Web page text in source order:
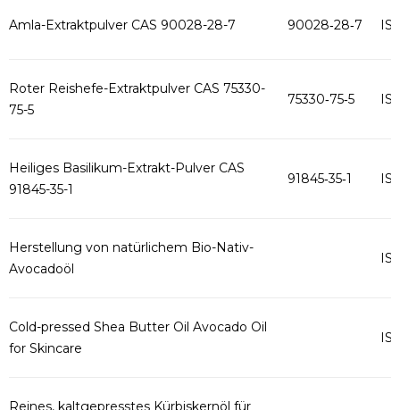
Amla-Extraktpulver CAS 90028-28-7 90028‑28‑7
Roter Reishefe-Extraktpulver CAS 75330-
75-5
75330‑75‑5
Heiliges Basilikum-Extrakt-Pulver CAS
91845-35-1
91845‑35‑1
Herstellung von natürlichem Bio-Nativ-
Avocadoöl
Cold-pressed Shea Butter Oil Avocado Oil
for Skincare
Reines, kaltgepresstes Kürbiskernöl für